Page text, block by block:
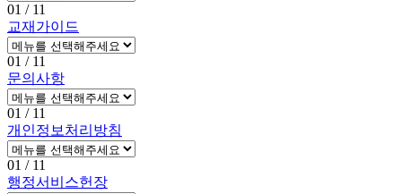
01 / 11
교재가이드
01 / 11
문의사항
01 / 11
개인정보처리방침
01 / 11
행정서비스헌장